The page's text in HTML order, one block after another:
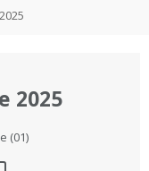
2025
(01)